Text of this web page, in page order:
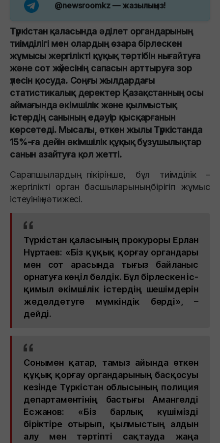
@newsroomkz — жазылыңыз!
Түркістан қаласында әділет органдарының
тиімділігі мен олардың өзара бірлескен
жұмысы жергілікті құқық тәртібін нығайтуға
және сот жүйесінің сапасын арттыруға зор
үлесін қосуда. Соңғы жылдардағы
статистикалық деректер Қазақстанның осы
аймағында әкімшілік және қылмыстық
істердің санының едәуір қысқарғанын
көрсетеді. Мысалы, өткен жылы Түркістанда
15%-ға дейін әкімшілік құқық бұзушылықтар
санын азайтуға қол жетті.
Сарапшылардың пікірінше, бұл тиімділік –
жергілікті орган басшыларының бірігіп жұмыс
істеуінің нәтижесі.
Түркістан қаласының прокуроры Ерлан
Нұртаев: «Біз құқық қорғау органдары
мен сот арасында тығыз байланыс
орнатуға көңіл бөлдік. Бұл бірлескен іс-
қимыл әкімшілік істердің шешімдерін
жеделдетуге мүмкіндік берді», –
дейді.
Сонымен қатар, тамыз айында өткен
құқық қорғау органдарының басқосуы
кезінде Түркістан облысының полиция
департаментінің бастығы Амангелді
Есжанов: «Біз барлық күшімізді
біріктіре отырып, қылмыстың алдын
алу мен тәртіпті сақтауда жаңа